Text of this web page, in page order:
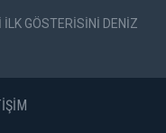
İLK GÖSTERİSİNİ DENİZ